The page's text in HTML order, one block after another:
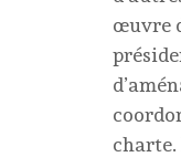
œuvre
charte.